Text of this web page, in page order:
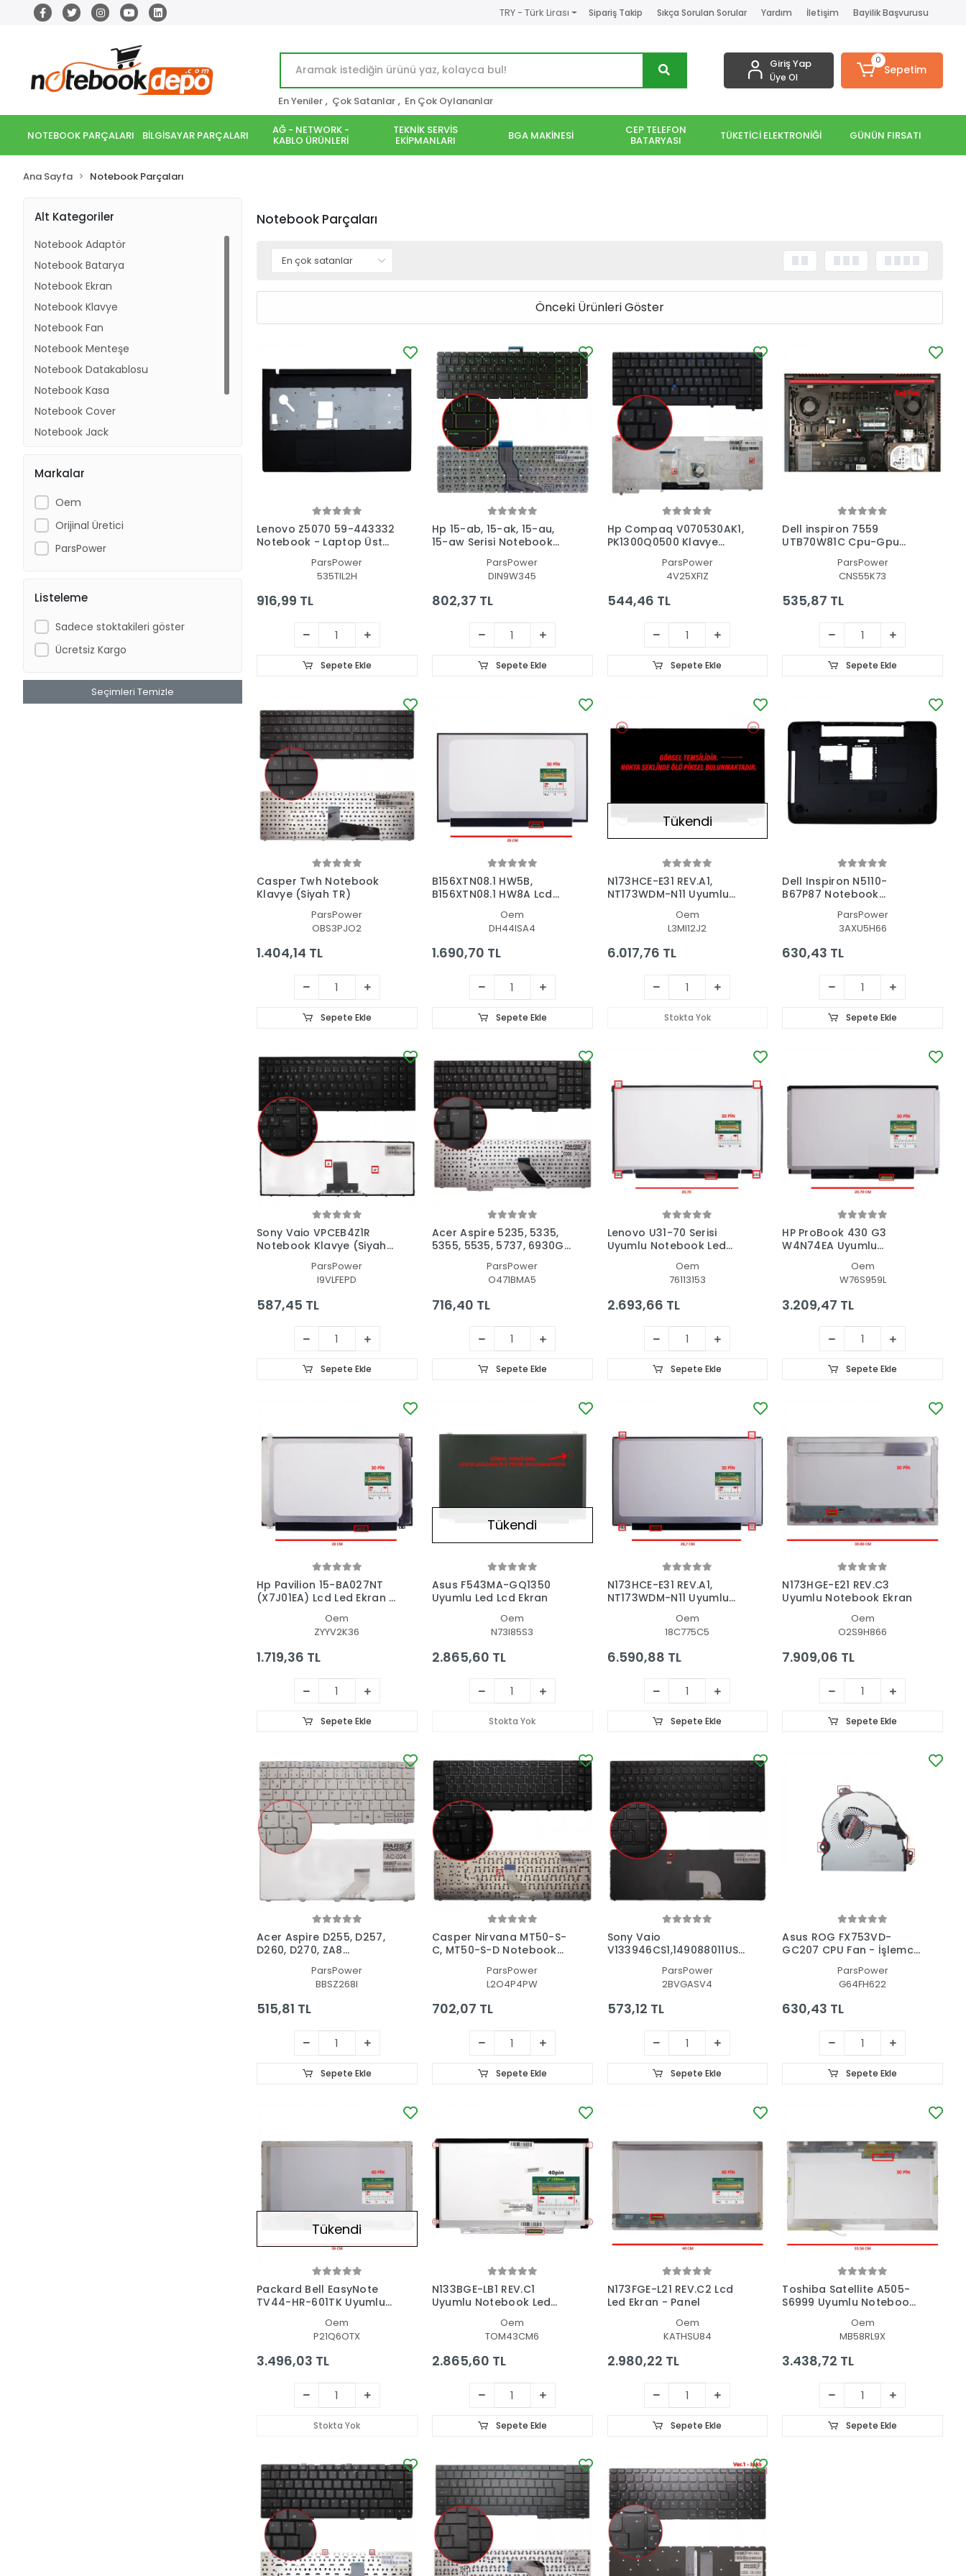
TRY - Türk Lirası Sipariş Takip Sıkça Sorulan Sorular Yardım İletişim Bayilik Başvurusu
En Yeniler , Çok Satanlar , En Çok Oylananlar
Giriş Yap
Üye Ol
0
Sepetim
NOTEBOOK PARÇALARI BİLGİSAYAR PARÇALARI AĞ - NETWORK -
KABLO ÜRÜNLERİ
TEKNİK SERVİS
EKİPMANLARI BGA MAKİNESİ CEP TELEFON
BATARYASI TÜKETİCİ ELEKTRONİĞİ GÜNÜN FIRSATI
Ana Sayfa Notebook Parçaları
Alt Kategoriler
Notebook Adaptör
Notebook Batarya
Notebook Ekran
Notebook Klavye
Notebook Fan
Notebook Menteşe
Notebook Datakablosu
Notebook Kasa
Notebook Cover
Notebook Jack
Notebook Entegre
Markalar
Oem
Orijinal Üretici
ParsPower
Listeleme
Sadece stoktakileri göster
Ücretsiz Kargo
Seçimleri Temizle
Notebook Parçaları
Önceki Ürünleri Göster
Lenovo Z5070 59-443332
Notebook - Laptop Üst
ParsPower
535TIL2H
916,99 TL
Sepete Ekle
Hp 15-ab, 15-ak, 15-au,
15-aw Serisi Notebook
ParsPower
DIN9W345
802,37 TL
Sepete Ekle
Hp Compaq V070530AK1,
PK1300Q0500 Klavye
ParsPower
4V25XFIZ
544,46 TL
Sepete Ekle
Dell inspiron 7559
UTB70W81C Cpu-Gpu
ParsPower
CNS55K73
535,87 TL
Sepete Ekle
Casper Twh Notebook
Klavye (Siyah TR)
ParsPower
OBS3PJO2
1.404,14 TL
Sepete Ekle
B156XTN08.1 HW5B,
B156XTN08.1 HW8A Lcd
Oem
DH44ISA4
1.690,70 TL
Sepete Ekle
Tükendi
N173HCE-E31 REV.A1,
NT173WDM-N11 Uyumlu
Oem
L3MI12J2
6.017,76 TL
Stokta Yok
Dell Inspiron N5110-
B67P87 Notebook
ParsPower
3AXU5H66
630,43 TL
Sepete Ekle
Sony Vaio VPCEB4Z1R
Notebook Klavye (Siyah
ParsPower
I9VLFEPD
587,45 TL
Sepete Ekle
Acer Aspire 5235, 5335,
5355, 5535, 5737, 6930G,
Notebook Klavye (Siyah
ParsPower
O471BMA5
716,40 TL
Sepete Ekle
Lenovo U31-70 Serisi
Uyumlu Notebook Led
Oem
76113153
2.693,66 TL
Sepete Ekle
HP ProBook 430 G3
W4N74EA Uyumlu
Oem
W76S959L
3.209,47 TL
Sepete Ekle
Hp Pavilion 15-BA027NT
(X7J01EA) Lcd Led Ekran -
Oem
ZYYV2K36
1.719,36 TL
Sepete Ekle
Tükendi
Asus F543MA-GQ1350
Uyumlu Led Lcd Ekran
Oem
N73I85S3
2.865,60 TL
Stokta Yok
N173HCE-E31 REV.A1,
NT173WDM-N11 Uyumlu
Oem
18C775C5
6.590,88 TL
Sepete Ekle
N173HGE-E21 REV.C3
Uyumlu Notebook Ekran
Oem
O2S9H866
7.909,06 TL
Sepete Ekle
Acer Aspire D255, D257,
D260, D270, ZA8
ParsPower
BBSZ268I
515,81 TL
Sepete Ekle
Casper Nirvana MT50-S-
C, MT50-S-D Notebook
ParsPower
L2O4P4PW
702,07 TL
Sepete Ekle
Sony Vaio
V133946CS1,149088011USX
Klavye (Siyah TR)
ParsPower
2BVGASV4
573,12 TL
Sepete Ekle
Asus ROG FX753VD-
GC207 CPU Fan - İşlemci
ParsPower
G64FH622
630,43 TL
Sepete Ekle
Tükendi
Packard Bell EasyNote
TV44-HR-601TK Uyumlu
Oem
P21Q6OTX
3.496,03 TL
Stokta Yok
N133BGE-LB1 REV.C1
Uyumlu Notebook Led
Oem
TOM43CM6
2.865,60 TL
Sepete Ekle
N173FGE-L21 REV.C2 Lcd
Led Ekran - Panel
Oem
KATHSU84
2.980,22 TL
Sepete Ekle
Toshiba Satellite A505-
S6999 Uyumlu Notebook
Oem
MB58RL9X
3.438,72 TL
Sepete Ekle